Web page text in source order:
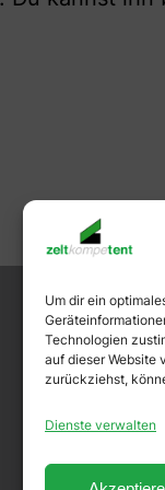
Um dir ein
Technologien
auf dieser Website
zurückziehst,
Dienste verwalten